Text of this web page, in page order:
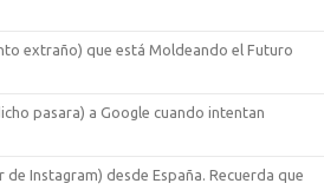
extraño) que está Moldeando el Futuro
pasara) a Google cuando intentan
Instagram) desde España. Recuerda que